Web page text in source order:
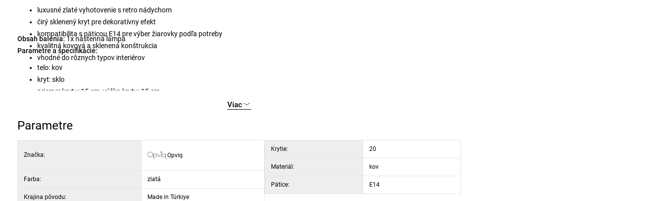
luxusné zlaté vyhotovenie s retro nádychom
čirý sklenený kryt pre dekoratívny efekt
kompatibilita s päticou E14 pre výber žiarovky podľa potreby
kvalitná kovová a sklenená konštrukcia
vhodné do rôznych typov interiérov
Obsah balenia:1x nástenná lampa
Parametre a špecifikácie:
telo: kov
kryt: sklo
priemer krytu: 15 cm, výška krytu: 15 cm
typ objímky: E14
maximálny príkon: 40 W
stupeň krytia: IP20
Viac
Parametre
Značka: Opviq
Farba: zlatá
Krajina pôvodu: Made in Türkiye
Krytie: 20
Materiál: kov
Pätice: E14